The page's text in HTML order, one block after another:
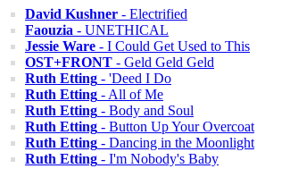
David Kushner - Electrified
Faouzia - UNETHICAL
Jessie Ware - I Could Get Used to This
OST+FRONT - Geld Geld Geld
Ruth Etting - 'Deed I Do
Ruth Etting - All of Me
Ruth Etting - Body and Soul
Ruth Etting - Button Up Your Overcoat
Ruth Etting - Dancing in the Moonlight
Ruth Etting - I'm Nobody's Baby